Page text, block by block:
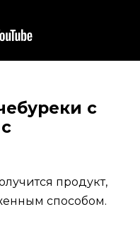
с
продукт,
способом.